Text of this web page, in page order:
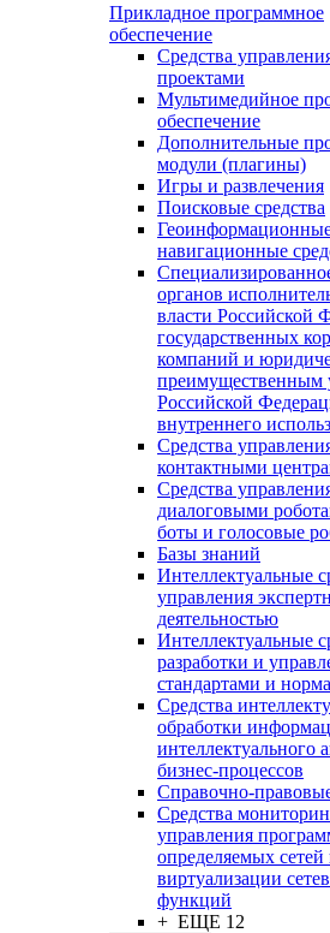
Прикладное программное
обеспечение
Средства
проектами
Мультимедийное
обеспечение
Дополнительные
модули (плагины)
Игры и развлечения
Поисковые средства
навигационные
органов
власти Российской
государственных
компаний и
преимущественным
Российской
внутреннего
Средства
контактными
Средства
диалоговыми
боты и голосовые
Базы знаний
Интеллектуальные
управления
деятельностью
Интеллектуальные
разработки и
стандартами и
Средства
обработки
интеллектуального
бизнес-процессов
Справочно-
Средства
управления
определяемых сетей
виртуализации
функций
+ ЕЩЕ 12